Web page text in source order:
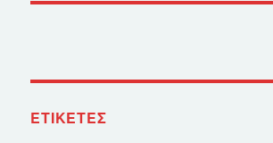
ΕΤΙΚΈΤΕΣ